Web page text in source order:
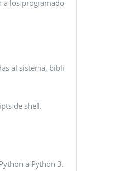
a los programado
al sistema, bibli
de shell.
a Python 3.